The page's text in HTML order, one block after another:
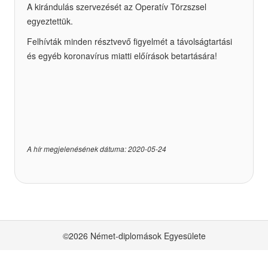
A kirándulás szervezését az Operatív Törzszsel
egyeztettük.
Felhívták minden résztvevő figyelmét a távolságtartási
és egyéb koronavírus miatti előírások betartására!
A hír megjelenésének dátuma: 2020-05-24
©2026 Német-diplomások Egyesülete